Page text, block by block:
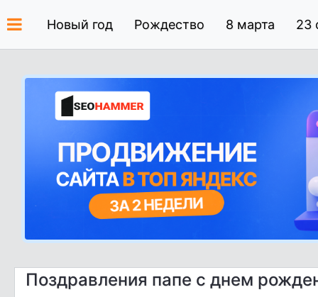
Новый год Рождество 8 марта 23
Поздравления папе с днем